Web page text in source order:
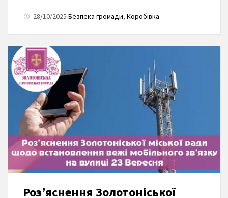
28/10/2025 Безпека громади, Коробівка
Роз’яснення Золотоніської